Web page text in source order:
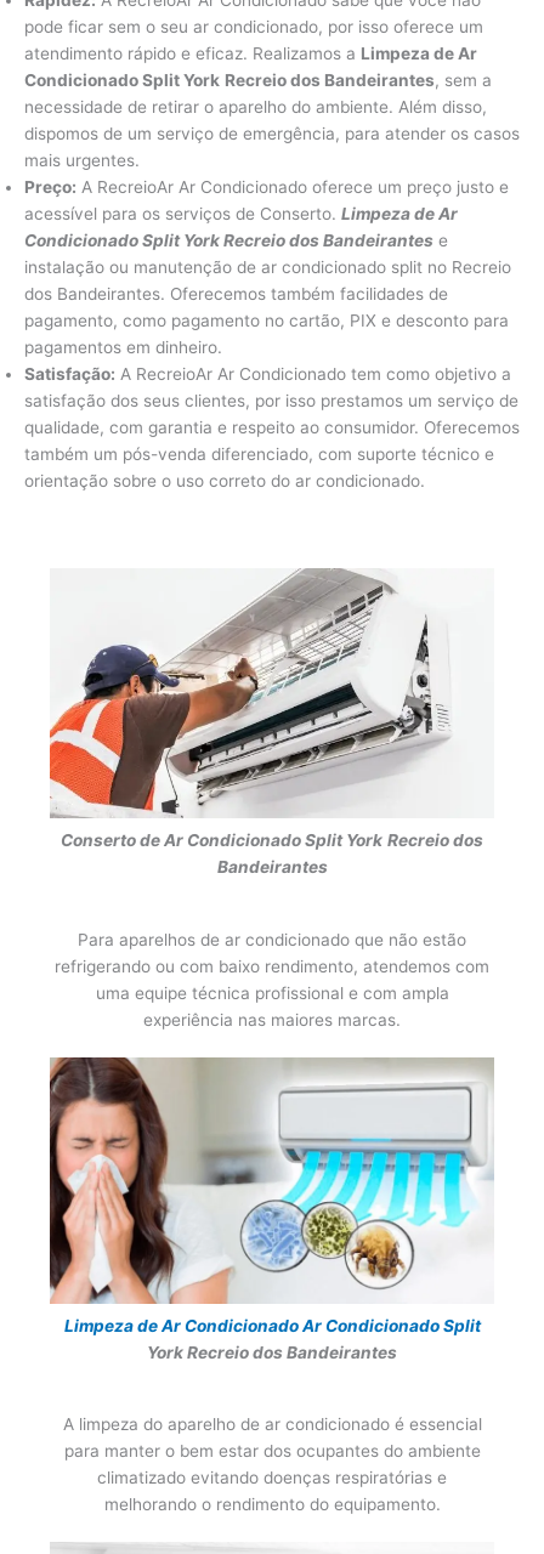
pode ficar sem o seu ar condicionado, por isso oferece um
atendimento rápido e eficaz. Realizamos a Limpeza de Ar
Condicionado Split York Recreio dos Bandeirantes, sem a
necessidade de retirar o aparelho do ambiente. Além disso,
dispomos de um serviço de emergência, para atender os casos
mais urgentes.
Preço: A RecreioAr Ar Condicionado oferece um preço justo e
acessível para os serviços de Conserto. Limpeza de Ar
Condicionado Split York Recreio dos Bandeirantes e
instalação ou manutenção de ar condicionado split no Recreio
dos Bandeirantes. Oferecemos também facilidades de
pagamento, como pagamento no cartão, PIX e desconto para
pagamentos em dinheiro.
Satisfação: A RecreioAr Ar Condicionado tem como objetivo a
satisfação dos seus clientes, por isso prestamos um serviço de
qualidade, com garantia e respeito ao consumidor. Oferecemos
também um pós-venda diferenciado, com suporte técnico e
orientação sobre o uso correto do ar condicionado.
Conserto de Ar Condicionado Split York Recreio dos
Bandeirantes
Para aparelhos de ar condicionado que não estão
refrigerando ou com baixo rendimento, atendemos com
uma equipe técnica profissional e com ampla
experiência nas maiores marcas.
Limpeza de Ar CondicionadoAr Condicionado Split
York Recreio dos Bandeirantes
A limpeza do aparelho de ar condicionado é essencial
para manter o bem estar dos ocupantes do ambiente
climatizado evitando doenças respiratórias e
melhorando o rendimento do equipamento.